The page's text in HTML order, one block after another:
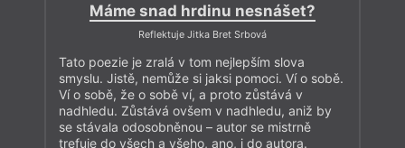
Máme snad hrdinu nesnášet?
Reflektuje Jitka Bret Srbová
Tato poezie je zralá v tom nejlepším slova
smyslu. Jistě, nemůže si jaksi pomoci. Ví o sobě.
Ví o sobě, že o sobě ví, a proto zůstává v
nadhledu. Zůstává ovšem v nadhledu, aniž by
se stávala odosobněnou – autor se mistrně
trefuje do všech a všeho, ano, i do autora.